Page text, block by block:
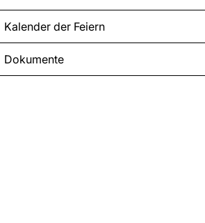
Kalender der Feiern
Dokumente